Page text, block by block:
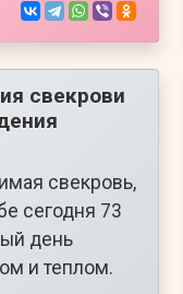
свекрови
свекровь,
сегодня 73
день
и теплом.